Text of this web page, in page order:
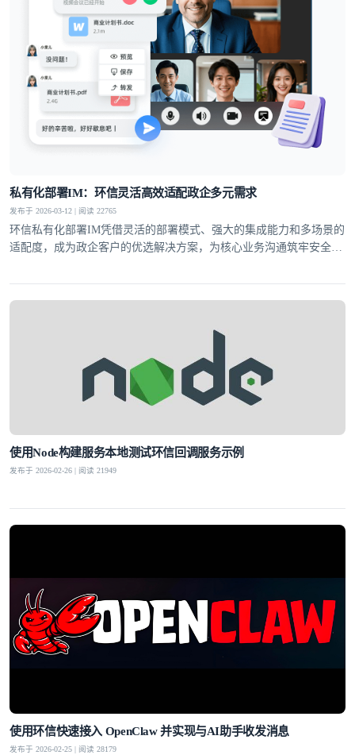
私有化部署IM：环信灵活高效适配政企多元需求
发布于 2026-03-12 | 阅读 22765
环信私有化部署IM凭借灵活的部署模式、强大的集成能力和多场景的
适配度，成为政企客户的优选解决方案，为核心业务沟通筑牢安全防
使用Node构建服务本地测试环信回调服务示例
发布于 2026-02-26 | 阅读 21949
使用环信快速接入 OpenClaw 并实现与AI助手收发消息
发布于 2026-02-25 | 阅读 28179